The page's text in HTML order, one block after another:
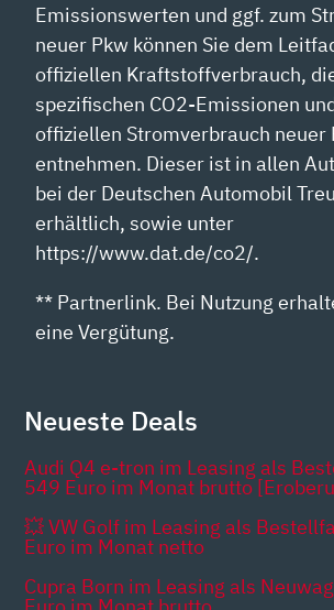
Emissionswerten und ggf. zum
neuer Pkw können Sie dem
offiziellen Kraftstoffverbrauch,
spezifischen CO2-Emissionen
offiziellen Stromverbrauch neuer
entnehmen. Dieser ist in allen
bei der Deutschen Automobil
erhältlich, sowie unter
https://www.dat.de/co2/.
** Partnerlink. Bei Nutzung
eine Vergütung.
Neueste Deals
Audi Q4 e-tron im Leasing als
549 Euro im Monat brutto
💥 VW Golf im Leasing als
Euro im Monat netto
Cupra Born im Leasing als